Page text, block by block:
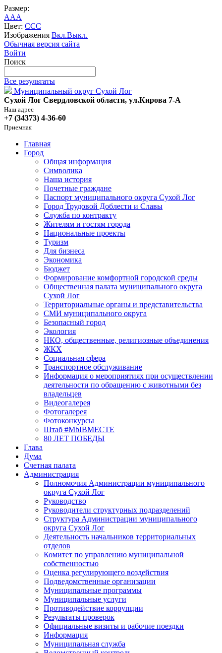
Размер:
AAA
Цвет: CCC
Изображения Вкл.Выкл.
Обычная версия сайта
Войти
Поиск
Все результаты
Муниципальный округ Сухой Лог
Сухой Лог Свердловской области, ул.Кирова 7-А
Наш адрес
+7 (34373) 4-36-60
Приемная
Главная
Город
Общая информация
Символика
Наша история
Почетные граждане
Паспорт муниципального округа Сухой Лог
Город Трудовой Доблести и Славы
Служба по контракту
Жителям и гостям города
Национальные проекты
Туризм
Для бизнеса
Экономика
Бюджет
Формирование комфортной городской среды
Общественная палата муниципального округа
Сухой Лог
Территориальные органы и представительства
СМИ муниципального округа
Безопасный город
Экология
НКО, общественные, религиозные объединения
ЖКХ
Социальная сфера
Транспортное обслуживание
Информация о мероприятиях при осуществлении
деятельности по обращению с животными без
владельцев
Видеогалерея
Фотогалерея
Фотоконкурсы
Штаб #MbIBMECTE
80 ЛЕТ ПОБЕДЫ
Глава
Дума
Счетная палата
Администрация
Полномочия Администрации муниципального
округа Сухой Лог
Руководство
Руководители структурных подразделений
Структура Администрации муниципального
округа Сухой Лог
Деятельность начальников территориальных
отделов
Комитет по управлению муниципальной
собственностью
Оценка регулирующего воздействия
Подведомственные организации
Муниципальные программы
Муниципальные услуги
Противодействие коррупции
Результаты проверок
Официальные визиты и рабочие поездки
Информация
Муниципальная служба